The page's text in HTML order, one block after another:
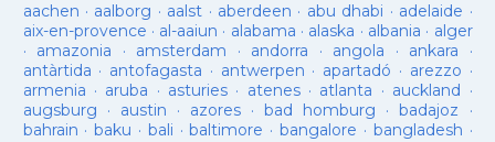
aachen · aalborg · aalst · aberdeen · abu dhabi · adelaide ·
aix-en-provence · al-aaiun · alabama · alaska · albania · alger
· amazonia · amsterdam · andorra · angola · ankara ·
antàrtida · antofagasta · antwerpen · apartadó · arezzo ·
armenia · aruba · asturies· atenes· atlanta · auckland ·
augsburg · austin · azores·bad homburg ·badajoz ·
bahrain ·baku · bali ·baltimore ·bangalore · bangladesh ·